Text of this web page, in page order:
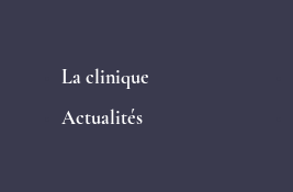
La clinique
Actualités